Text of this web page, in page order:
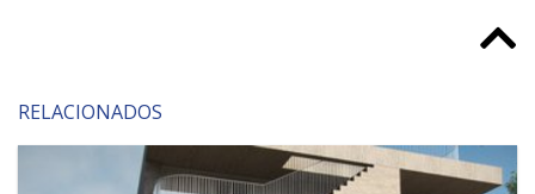
RELACIONADOS